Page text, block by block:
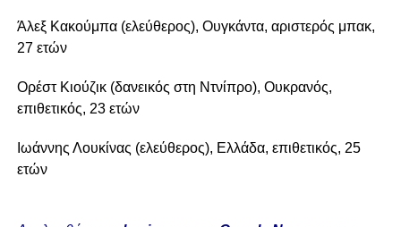
Άλεξ Κακούμπα (ελεύθερος), Ουγκάντα, αριστερός μπακ,
27 ετών
Ορέστ Κιούζικ (δανεικός στη Ντνίπρο), Ουκρανός,
επιθετικός, 23 ετών
Ιωάννης Λουκίνας (ελεύθερος), Ελλάδα, επιθετικός, 25
ετών